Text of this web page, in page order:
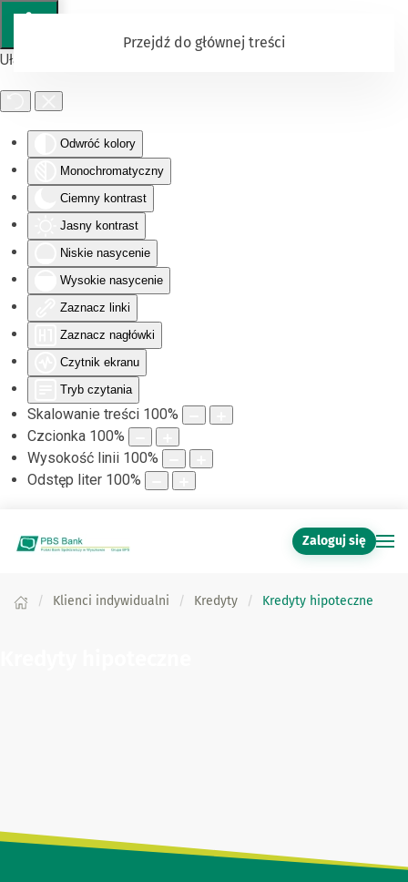
Ułatwienia dostępu
Odwróć kolory
Monochromatyczny
Ciemny kontrast
Jasny kontrast
Niskie nasycenie
Wysokie nasycenie
Zaznacz linki
Zaznacz nagłówki
Czytnik ekranu
Tryb czytania
Skalowanie treści 100%
Czcionka 100%
Wysokość linii 100%
Odstęp liter 100%
Przejdź do głównej treści
Zaloguj się
Klienci indywidualni Kredyty Kredyty hipoteczne